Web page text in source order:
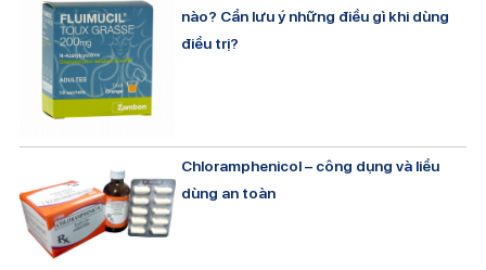
nào? Cần lưu ý những điều gì khi dùng
điều trị?
Chloramphenicol – công dụng và liều
dùng an toàn